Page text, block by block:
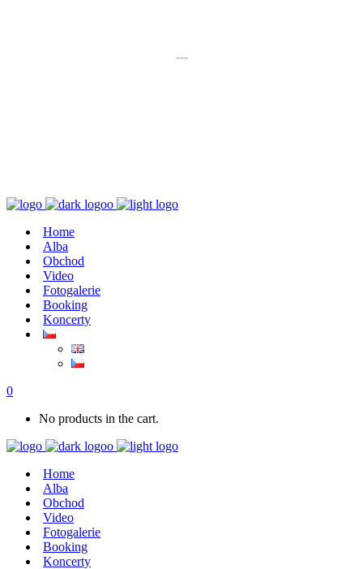
---
Home
Alba
Obchod
Video
Fotogalerie
Booking
Koncerty
0
No products in the cart.
Home
Alba
Obchod
Video
Fotogalerie
Booking
Koncerty